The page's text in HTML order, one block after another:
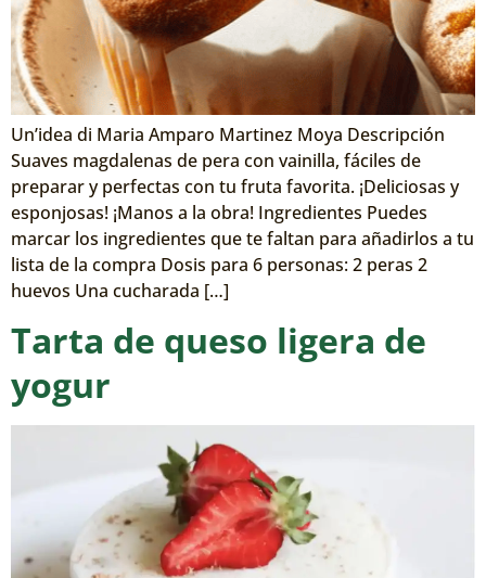
Un’idea di Maria Amparo Martinez Moya Descripción
Suaves magdalenas de pera con vainilla, fáciles de
preparar y perfectas con tu fruta favorita. ¡Deliciosas y
esponjosas! ¡Manos a la obra! Ingredientes Puedes
marcar los ingredientes que te faltan para añadirlos a tu
lista de la compra Dosis para 6 personas: 2 peras 2
huevos Una cucharada […]
Tarta de queso ligera de
yogur